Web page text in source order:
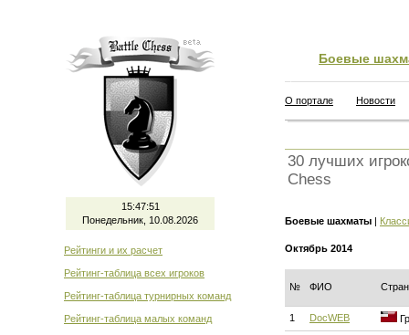
15:47:52
Понедельник, 10.08.2026
Рейтинги и их расчет
Рейтинг-таблица всех игроков
Рейтинг-таблица турнирных команд
Рейтинг-таблица малых команд
Боевые
О портале Новости
30 лучших
Chess
Боевые шахматы |
Октябрь 2014
№ ФИО
1 DocWEB